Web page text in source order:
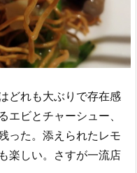
どれも大ぶりで存在感
エビとチャーシュー、
った。添えられたレモ
楽しい。さすが一流店